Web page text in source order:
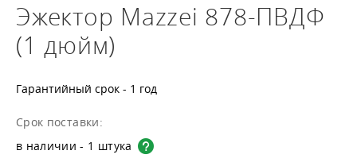
Эжектор Mazzei 878-ПВДФ
(1 дюйм)
Гарантийный срок - 1 год
Срок поставки:
в наличии - 1 штука